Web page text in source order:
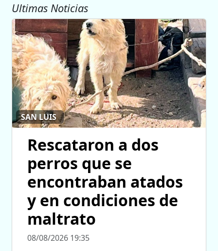
Ultimas Noticias
SAN LUIS
Rescataron a dos
perros que se
encontraban atados
y en condiciones de
maltrato
08/08/2026 19:35